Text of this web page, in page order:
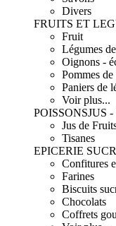
Divers
FRUITS ET
Fruit
Légumes
Oignons -
Pommes de
Paniers de
Voir plus...
POISSONSJUS
Jus de
Tisanes
EPICERIE
Confitures
Farines
Biscuits
Chocolats
Coffrets